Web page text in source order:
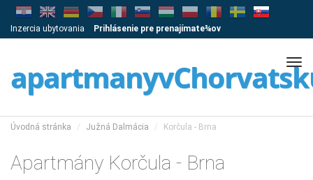
Inzercia ubytovania Prihlásenie pre prenajímate¾ov
Úvodná stránka Južná Dalmácia Korčula - Brna
Apartmány Korčula - Brna